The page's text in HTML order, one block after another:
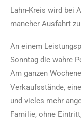
Lahn-Kreis wird bei
mancher Ausfahrt
An einem
Sonntag die wahre
Am ganzen
Verkaufsstände,
und vieles mehr
Familie, ohne